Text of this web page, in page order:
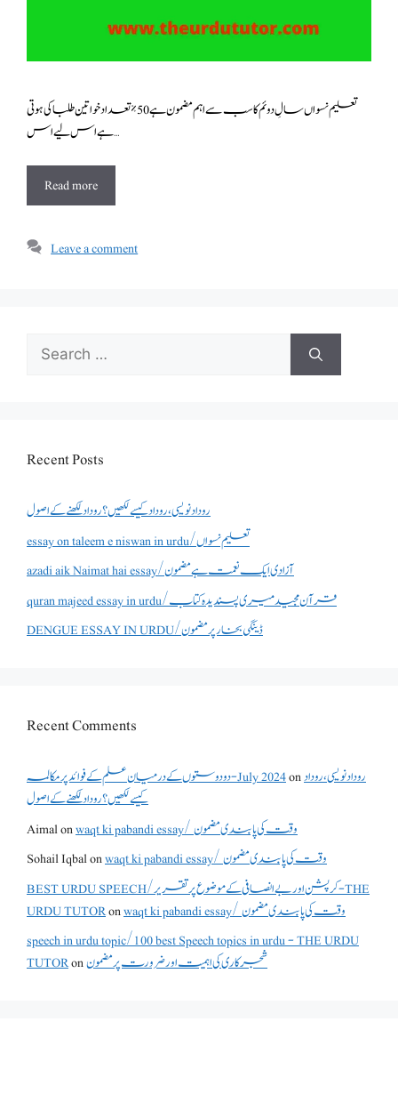
تعلیم نسواں سالِ دوئم کا سب سے اہم مضمون ہے 50٪ تعداد خواتین طلبا کی ہوتی
ہے اس لیے اس …
Read more
Leave a comment
Search
for:
Recent Posts
روداد نویسی ،روداد کیسے لکھیں؟ روداد لکھنے کے اصول
essay on taleem e niswan in urdu/تعلیم نسواں
azadi aik Naimat hai essay/آزادی ایک نعمت ہے مضمون
quran majeed essay in urdu/قرآن مجید میری پسندیدہ کتاب
DENGUE ESSAY IN URDU/ڈینگی بخار پر مضمون
Recent Comments
دو دوستوں کے درمیان علم کے فوائد پر مکالمہ - July 2024onروداد نویسی ،روداد
کیسے لکھیں؟ روداد لکھنے کے اصول
Aimalon
waqt ki pabandi essay/ وقت کی پابندی مضمون
Sohail Iqbalon
waqt ki pabandi essay/ وقت کی پابندی مضمون
BEST URDU SPEECH/کرپشن اور بے انصافی کے موضوع پر تقریر - THE
URDU TUTORon
waqt ki pabandi essay/ وقت کی پابندی مضمون
speech in urdu topic/100 best Speech topics in urdu - THE URDU
TUTORonشجرکاری کی اہمیت اور ضرورت پر مضمون